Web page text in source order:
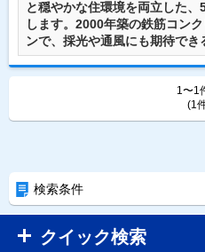
と穏やかな住環境を両立した
します。2000年築の鉄筋コン
ンで、採光や通風にも期待でき
1〜1
(1
検索条件
クイック検索